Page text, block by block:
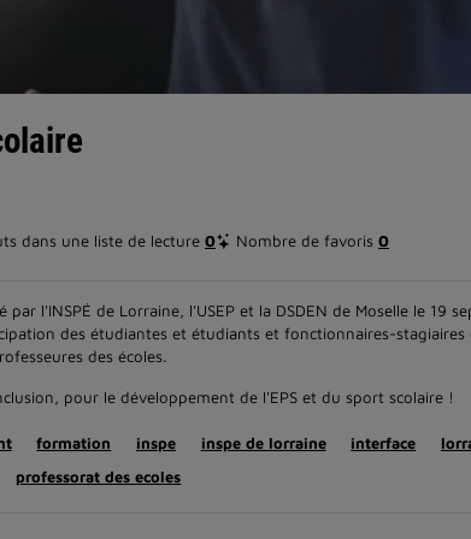
dans une liste de lecture 0 Nombre de favoris 0
l'INSPÉ de Lorraine, l'USEP et la DSDEN de Moselle le 19
des étudiantes et étudiants et fonctionnaires-stagiaires
des écoles.
pour le développement de l'EPS et du sport scolaire !
formation inspe inspe de lorraine interface
professorat des ecoles